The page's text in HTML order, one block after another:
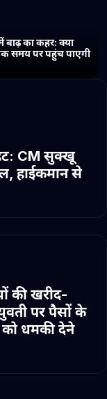
बाढ़ का कहर: क्या
समय पर पहुंच पाएगी
CM सुक्खू
हाईकमान से
की खरीद-
पर पैसों के
को धमकी देने